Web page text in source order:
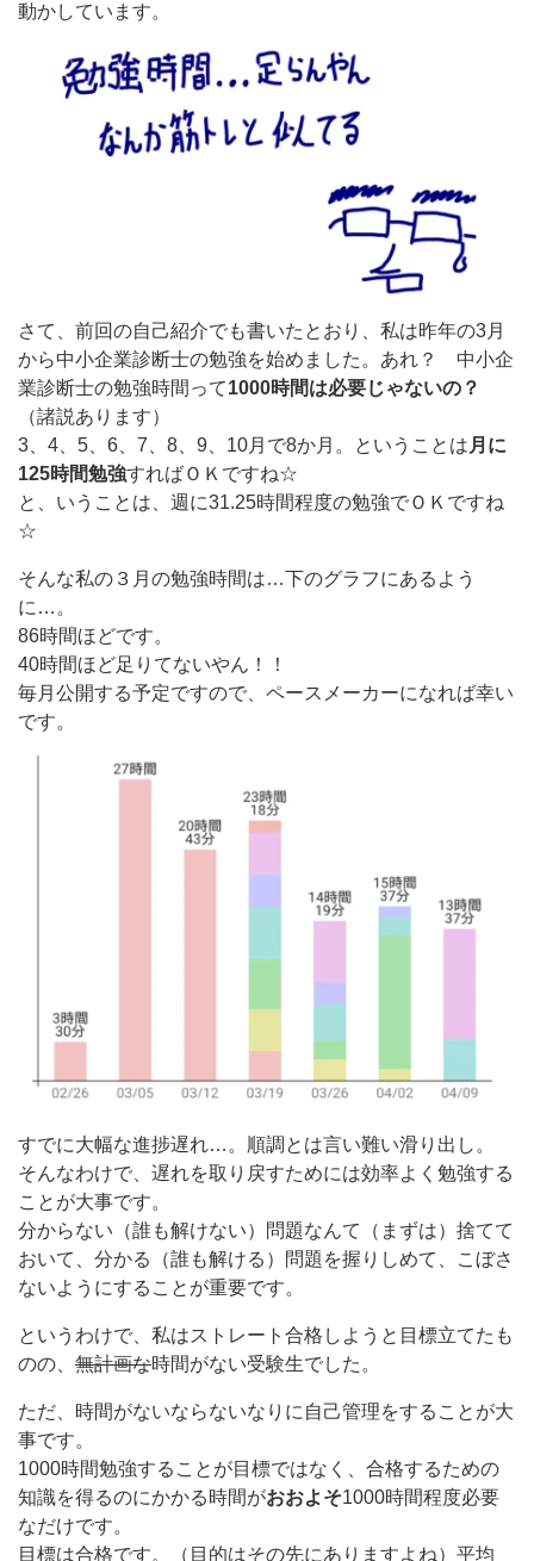
動かしています。
さて、前回の自己紹介でも書いたとおり、私は昨年の3月
から中小企業診断士の勉強を始めました。あれ？ 中小企
業診断士の勉強時間って1000時間は必要じゃないの？
（諸説あります）
3、4、5、6、7、8、9、10月で8か月。ということは 月に
125時間勉強すればＯＫですね☆
と、いうことは、週に31.25時間程度の勉強でＯＫですね
☆
そんな私の３月の勉強時間は…下のグラフにあるよう
に…。
86時間ほどです。
40時間ほど足りてないやん！！
毎月公開する予定ですので、ペースメーカーになれば幸い
です。
すでに大幅な進捗遅れ…。順調とは言い難い滑り出し。
そんなわけで、遅れを取り戻すためには効率よく勉強する
ことが大事です。
分からない（誰も解けない）問題なんて（まずは）捨てて
おいて、分かる（誰も解ける）問題を握りしめて、こぼさ
ないようにすることが重要です。
というわけで、私はストレート合格しようと目標立てたも
のの、 無計画な時間がない受験生でした。
ただ、時間がないならないなりに自己管理をすることが大
事です。
1000時間勉強することが目標ではなく、合格するための
知識を得るのにかかる時間がおおよそ1000時間程度必要
なだけです。
目標は合格です。（目的はその先にありますよね）平均